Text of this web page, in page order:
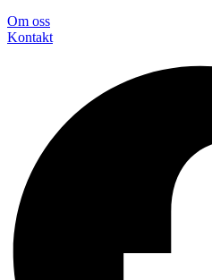
Om oss
Kontakt